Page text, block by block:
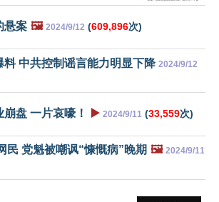
悬案 🖼️ 2024/9/12 (609,896次)
料 中共控制谣言能力明显下降 2024/9/12
盘 一片哀嚎！ ▶️ 2024/9/11 (33,559次)
民 党魁被嘲讽“慷慨病”晚期 🖼️ 2024/9/11